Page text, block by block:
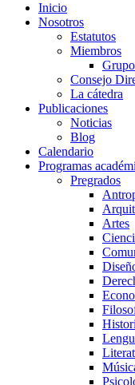
Inicio
Nosotros
Estatutos
Miembros
Consejo
La cátedra
Publicaciones
Noticias
Blog
Calendario
Programas
Pregrados
Artes